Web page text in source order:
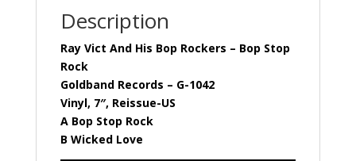
Description
Ray Vict And His Bop Rockers – Bop Stop
Rock
Goldband Records – G-1042
Vinyl, 7″, Reissue-US
A Bop Stop Rock
B Wicked Love